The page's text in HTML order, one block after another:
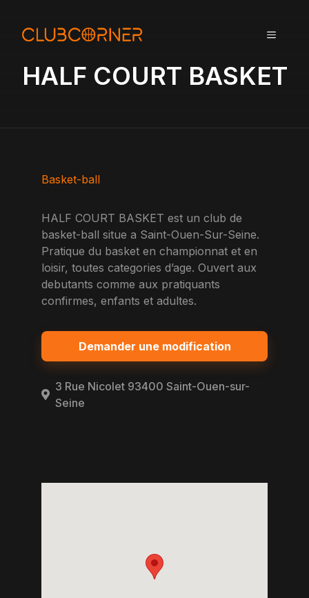
MENU
HALF COURT BASKET
Basket-ball
HALF COURT BASKET est un club de
basket-ball situe a Saint-Ouen-Sur-Seine.
Pratique du basket en championnat et en
loisir, toutes categories d’age. Ouvert aux
debutants comme aux pratiquants
confirmes, enfants et adultes.
Demander une modification
3 Rue Nicolet 93400 Saint-Ouen-sur-
Seine